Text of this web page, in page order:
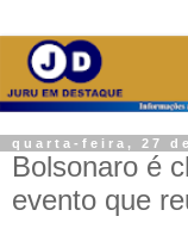
quarta-feira, 27
Bolsonaro é
evento que